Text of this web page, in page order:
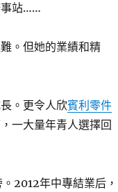
事站……
。但她的業績和精
。更令人欣賓利零件
一大量年青人選擇回
2012年中專結業后，